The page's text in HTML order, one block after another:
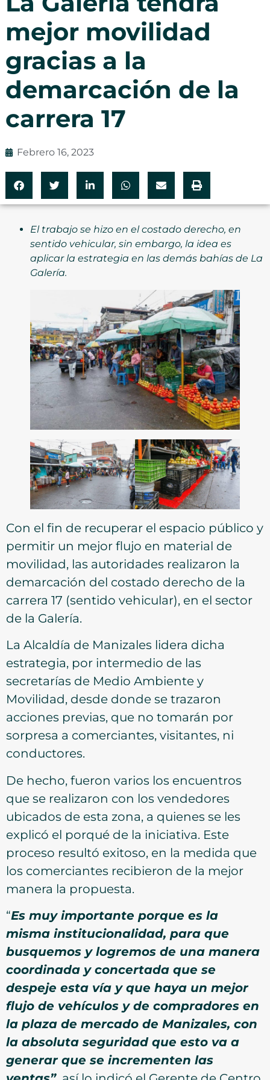
mejor movilidad
gracias a la
demarcación de la
carrera 17
Febrero 16, 2023
El trabajo se hizo en el costado derecho, en
sentido vehicular, sin embargo, la idea es
aplicar la estrategia en las demás bahías de La
Galería.
Con el fin de recuperar el espacio público y
permitir un mejor flujo en material de
movilidad, las autoridades realizaron la
demarcación del costado derecho de la
carrera 17 (sentido vehicular), en el sector
de la Galería.
La Alcaldía de Manizales lidera dicha
estrategia, por intermedio de las
secretarías de Medio Ambiente y
Movilidad, desde donde se trazaron
acciones previas, que no tomarán por
sorpresa a comerciantes, visitantes, ni
conductores.
De hecho, fueron varios los encuentros
que se realizaron con los vendedores
ubicados de esta zona, a quienes se les
explicó el porqué de la iniciativa. Este
proceso resultó exitoso, en la medida que
los comerciantes recibieron de la mejor
manera la propuesta.
“Es muy importante porque es la
misma institucionalidad, para que
busquemos y logremos de una manera
coordinada y concertada que se
despeje esta vía y que haya un mejor
flujo de vehículos y de compradores en
la plaza de mercado de Manizales, con
la absoluta seguridad que esto va a
generar que se incrementen las